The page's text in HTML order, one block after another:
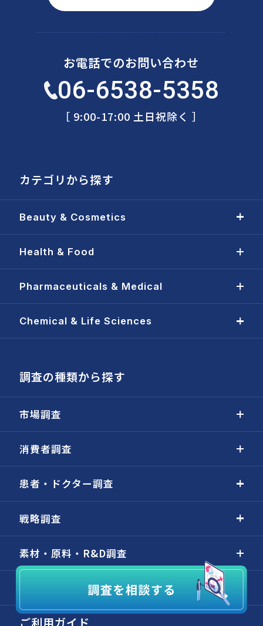
お電話でのお問い合わせ
06-6538-5358
［ 9:00-17:00 土日祝除く ］
カテゴリから探す
Beauty & Cosmetics
Health & Food
Pharmaceuticals & Medical
Chemical & Life Sciences
調査の種類から探す
市場調査
消費者調査
患者・ドクター調査
戦略調査
素材・原料・R&D調査
海外・グローバル調査